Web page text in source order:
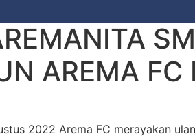
AREMA
2022 Arema FC merayakan